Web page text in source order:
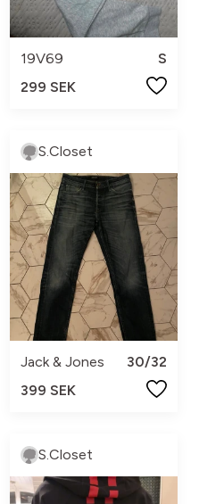
19V69
S
299 SEK
S.Closet
Jack & Jones
30/32
399 SEK
S.Closet